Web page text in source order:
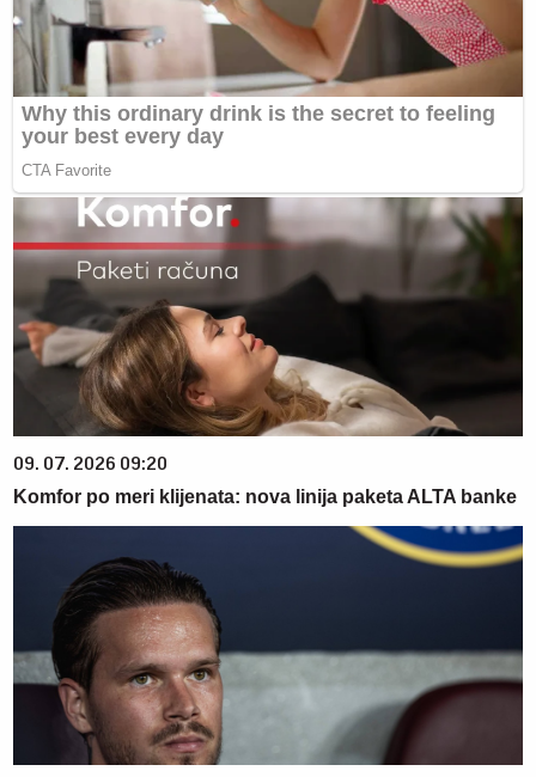
09. 07. 2026 09:20
Komfor po meri klijenata: nova linija paketa ALTA banke